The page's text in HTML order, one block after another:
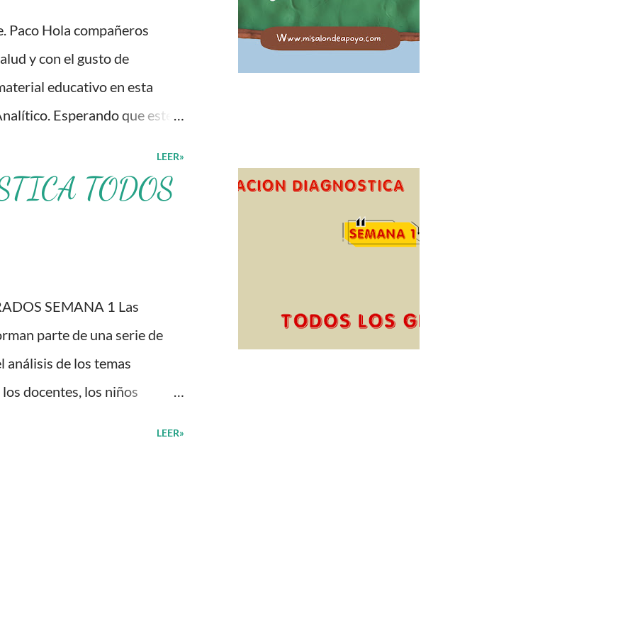
ir al baño 5. Deposito la
Paco Hola compañeros
y con el gusto de
educativo en esta
Esperando que este
de logro educativo.
agradecemos a los
todo esto sea posible,
LEER»
TODOS
SEMANA 1 Las
parte de una serie de
de los temas
docentes, los niños
LEER»